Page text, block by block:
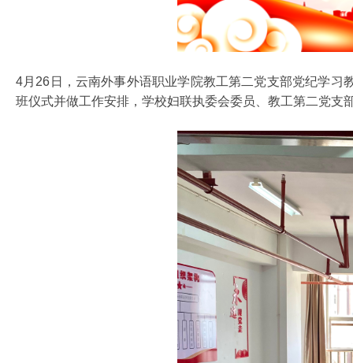
4月26日，云南外事外语职业学院教工第二党支部党纪学
班仪式并做工作安排，学校妇联执委会委员、教工第二党支